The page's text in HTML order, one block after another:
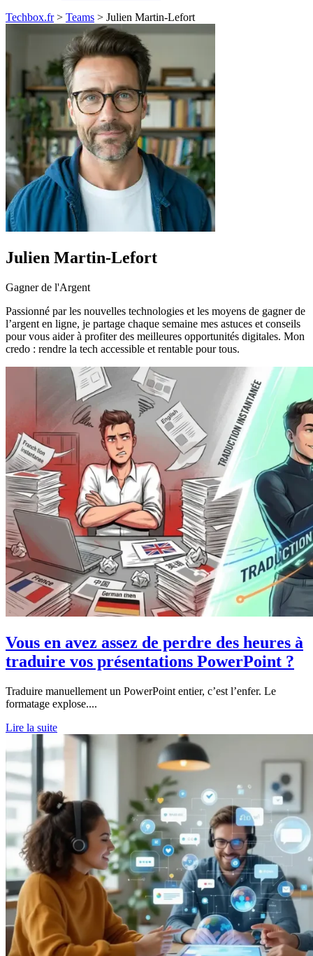
Techbox.fr> Teams > Julien Martin-Lefort
Julien Martin-Lefort
Gagner de l'Argent
Passionné par les nouvelles technologies et les moyens de gagner de
l’argent en ligne, je partage chaque semaine mes astuces et conseils
pour vous aider à profiter des meilleures opportunités digitales. Mon
credo : rendre la tech accessible et rentable pour tous.
Vous en avez assez de perdre des heures à
traduire vos présentations PowerPoint ?
Traduire manuellement un PowerPoint entier, c’est l’enfer. Le
formatage explose....
Lire la suite